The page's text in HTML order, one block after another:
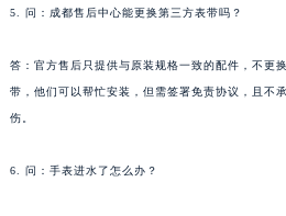
5. 问：成都售后中心能更换第三方表带吗？
答：官方售后只提供与原装规格一致的配件，不更
带，他们可以帮忙安装，但需签署免责协议，且不
伤。
6. 问：手表进水了怎么办？